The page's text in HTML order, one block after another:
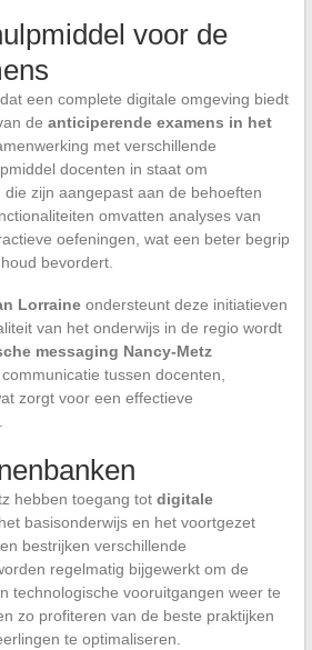
voor de
een complete digitale omgeving biedt
de anticiperende examens in het
met verschillende
docenten in staat om
zijn aangepast aan de behoeften
omvatten analyses van
oefeningen, wat een beter begrip
bevordert.
Lorraineondersteunt deze initiatieven
van het onderwijs in de regio wordt
messaging Nancy-Metz
tussen docenten,
zorgt voor een effectieve
hebben toegang tot digitale
basisonderwijs en het voortgezet
bestrijken verschillende
regelmatig bijgewerkt om de
technologische vooruitgangen weer te
zo profiteren van de beste praktijken
te optimaliseren.